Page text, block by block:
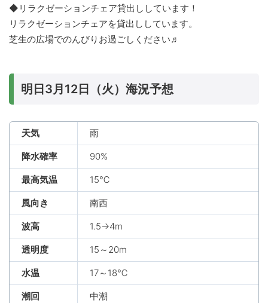
◆リラクゼーションチェア貸出ししています！
リラクゼーションチェアを貸出ししています。
芝生の広場でのんびりお過ごしください♬
明日3月12日（火）海況予想
天気 雨
降水確率 90%
最高気温 15℃
風向き 南西
波高 1.5→4m
透明度 15～20m
水温 17～18℃
潮回 中潮